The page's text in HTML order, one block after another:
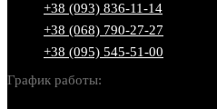
+38 (093) 836-11-14
+38 (068) 790-27-27
+38 (095) 545-51-00
График работы: